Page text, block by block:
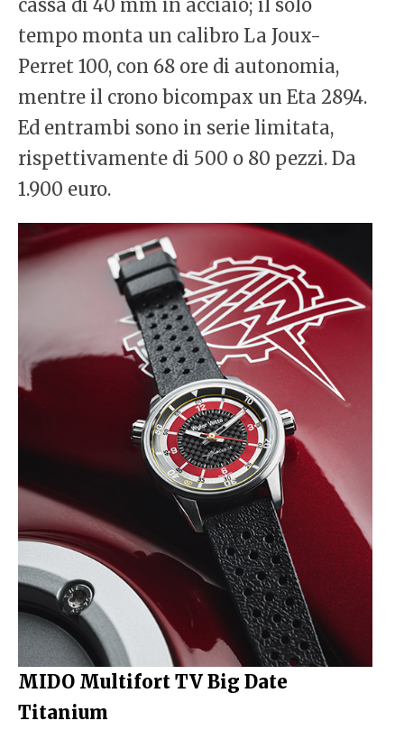
cassa di 40 mm in acciaio; il solo
tempo monta un calibro La Joux-
Perret 100, con 68 ore di autonomia,
mentre il crono bicompax un Eta 2894.
Ed entrambi sono in serie limitata,
rispettivamente di 500 o 80 pezzi. Da
1.900 euro.
MIDO Multifort TV Big Date
Titanium